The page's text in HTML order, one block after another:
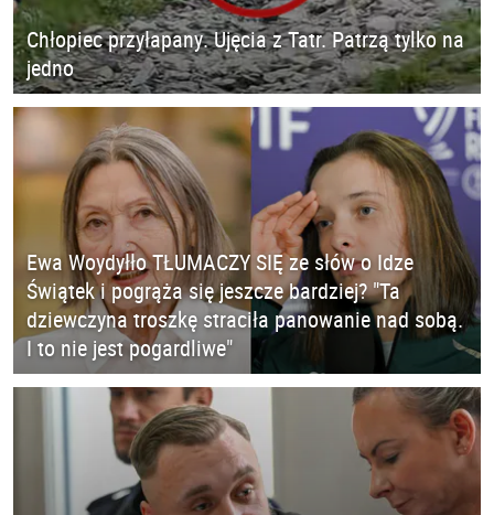
Chłopiec przyłapany. Ujęcia z Tatr. Patrzą tylko na
jedno
Ewa Woydyłło TŁUMACZY SIĘ ze słów o Idze
Świątek i pogrąża się jeszcze bardziej? "Ta
dziewczyna troszkę straciła panowanie nad sobą.
I to nie jest pogardliwe"